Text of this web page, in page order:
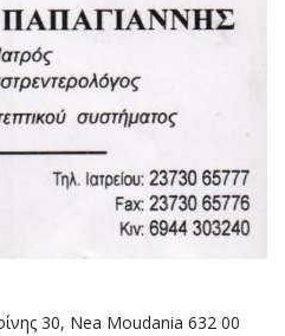
30, Nea Moudania 632 00